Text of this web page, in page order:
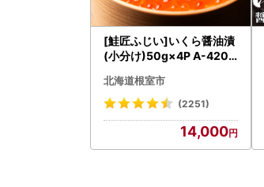
[鮭匠ふじい]いくら醤油漬
(小分け)50g×4P A-4209
北海道根室市
(2251)
14,000